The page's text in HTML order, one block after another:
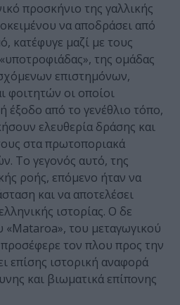
προσκήνιο της γαλλικής
να αποδράσει από
κατέφυγε μαζί με τους
της ομάδας
επιστημόνων,
φοιτητών οι οποίοι
έξοδο από το γενέθλιο τόπο,
ελευθερία δράσης και
στα πρωτοποριακά
Το γεγονός αυτό, της
ροής, επόμενο ήταν να
και να αποτελέσει
ιστορίας. Ο δε
«Mataroa», του μεταγωγικού
τον πλου προς την
επίσης ιστορική αναφορά
και βιωματικά επίπονης